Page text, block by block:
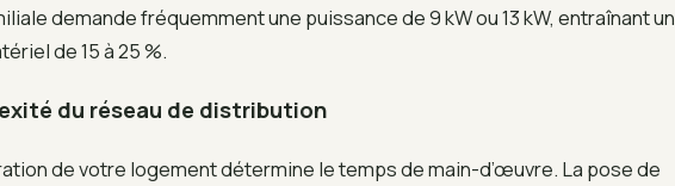
demande fréquemment une puissance de 9 kW ou 13 kW, entraînant un
de 15 à 25 %.
du réseau de distribution
de votre logement détermine le temps de main-d’œuvre. La pose de